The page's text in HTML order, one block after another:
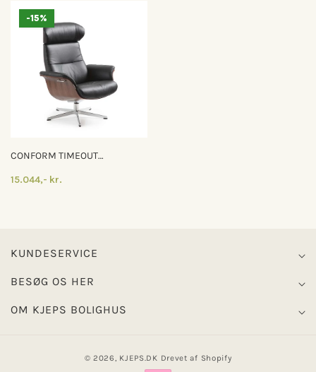
-15%
CONFORM TIMEOUT
15.044,- kr.
KUNDESERVICE
BESØG OS HER
OM KJEPS BOLIGHUS
© 2026, KJEPS.DK Drevet af Shopify